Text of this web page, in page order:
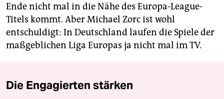
Ende nicht mal in die Nähe des Europa-League-
Titels kommt. Aber Michael Zorc ist wohl
entschuldigt: In Deutschland laufen die Spiele der
maßgeblichen Liga Europas ja nicht mal im TV.
Die Engagierten stärken